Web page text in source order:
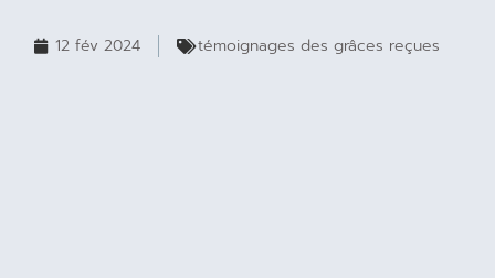
12 fév 2024 témoignages des grâces reçues